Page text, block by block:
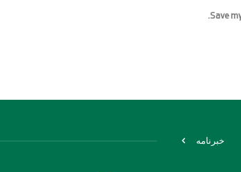
Save
خبرنامه